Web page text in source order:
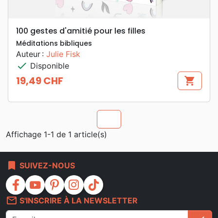
100 gestes d'amitié pour les filles
Méditations bibliques
Auteur : Julie Fisk
check Disponible
Prix
19,49 CHF shopping_cart
Affichage 1-1 de 1 article(s)
bookmark SUIVEZ-NOUS
facebook youtube pinterest instagram
tiktok
mail_outline S'INSCRIRE À LA NEWSLETTER